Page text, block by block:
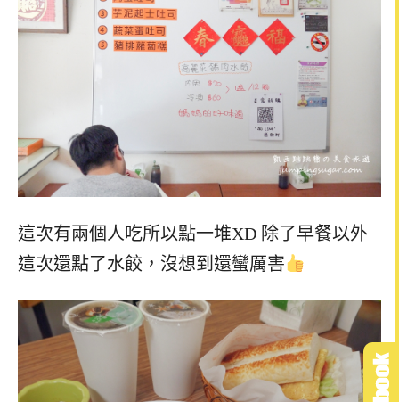
這次有兩個人吃所以點一堆XD 除了早餐以外
這次還點了水餃，沒想到還蠻厲害